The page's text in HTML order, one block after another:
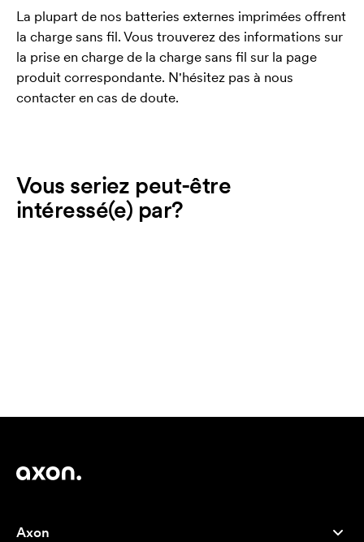
La plupart de nos batteries externes imprimées offrent
la charge sans fil. Vous trouverez des informations sur
la prise en charge de la charge sans fil sur la page
produit correspondante. N'hésitez pas à nous
contacter en cas de doute.
Vous seriez peut-être
intéressé(e) par?
Axon